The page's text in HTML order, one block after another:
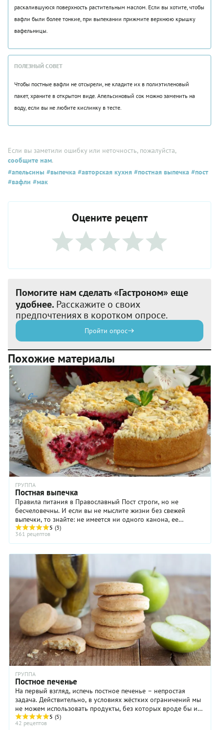
раскалившуюся поверхность растительным маслом. Если вы хотите, чтобы
вафли были более тонкие, при выпекании прижмите верхнюю крышку
вафельницы.
ПОЛЕЗНЫЙ СОВЕТ
Чтобы постные вафли не отсырели, не кладите их в полиэтиленовый
пакет, храните в открытом виде. Апельсиновый сок можно заменить на
воду, если вы не любите кислинку в тесте.
Если вы заметили ошибку или неточность, пожалуйста,
сообщите нам.
#апельсины #выпечка #авторская кухня #постная выпечка #пост
#вафли #мак
Оцените рецепт
Помогите нам сделать «Гастроном» еще
удобнее. Расскажите о своих
предпочтениях в коротком опросе.
Пройти опрос
Похожие материалы
ГРУППА
Постная выпечка
Правила питания в Православный Пост строги, но не
бесчеловечны. И если вы не мыслите жизни без свежей
выпечки, то знайте: не имеется ни одного канона, ее
запрещающего. Конечно, постная выпечка не ...
5 (3)
361 рецептов
ГРУППА
Постное печенье
На первый взгляд, испечь постное печенье – непростая
задача. Действительно, в условиях жёстких ограничений мы
не можем использовать продукты, без которых вроде бы и
не испечь вкусного ...
5 (5)
42 рецептов